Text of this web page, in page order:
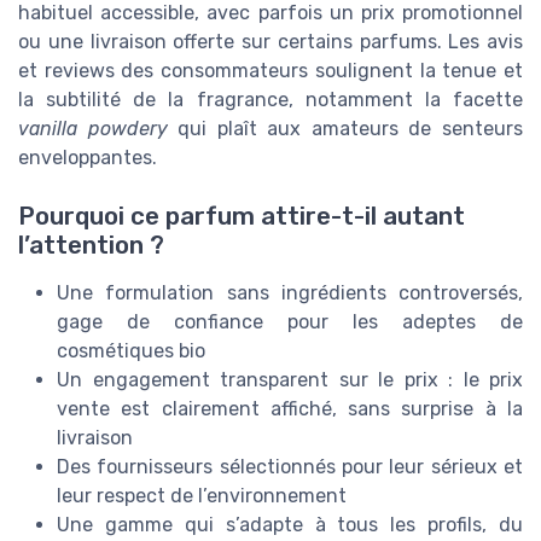
habituel accessible, avec parfois un prix promotionnel
ou une livraison offerte sur certains parfums. Les avis
et reviews des consommateurs soulignent la tenue et
la subtilité de la fragrance, notamment la facette
vanilla powderyqui plaît aux amateurs de senteurs
enveloppantes.
Pourquoi ce parfum attire-t-il autant
l’attention ?
Une formulation sans ingrédients controversés,
gage de confiance pour les adeptes de
cosmétiques bio
Un engagement transparent sur le prix : le prix
vente est clairement affiché, sans surprise à la
livraison
Des fournisseurs sélectionnés pour leur sérieux et
leur respect de l’environnement
Une gamme qui s’adapte à tous les profils, du